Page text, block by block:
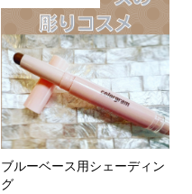
ブルーベース用シェーディン
グ